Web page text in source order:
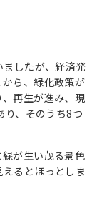
したが、経済発
ら、緑化政策が
再生が進み、現
り、そのうち8つ
が生い茂る景色
るとほっとしま